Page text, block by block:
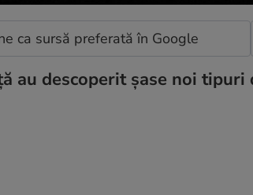
ca sursă preferată în Google
au descoperit șase noi